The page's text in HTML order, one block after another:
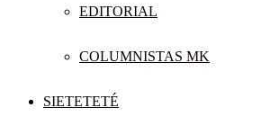
EDITORIAL
COLUMNISTAS MK
SIETETETÉ